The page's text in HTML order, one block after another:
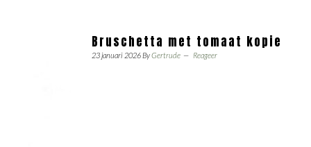
Bruschetta met tomaat kopie
23 januari 2026ByGertrude Reageer